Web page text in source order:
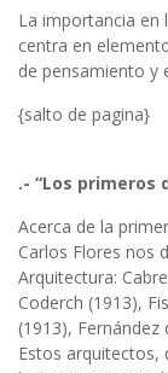
La importancia en
centra en
de pensamiento y
{salto de pagina}
.- “Los primeros
Acerca de la
Carlos Flores nos
Arquitectura:
Coderch (1913),
(1913),
Estos arquitectos,